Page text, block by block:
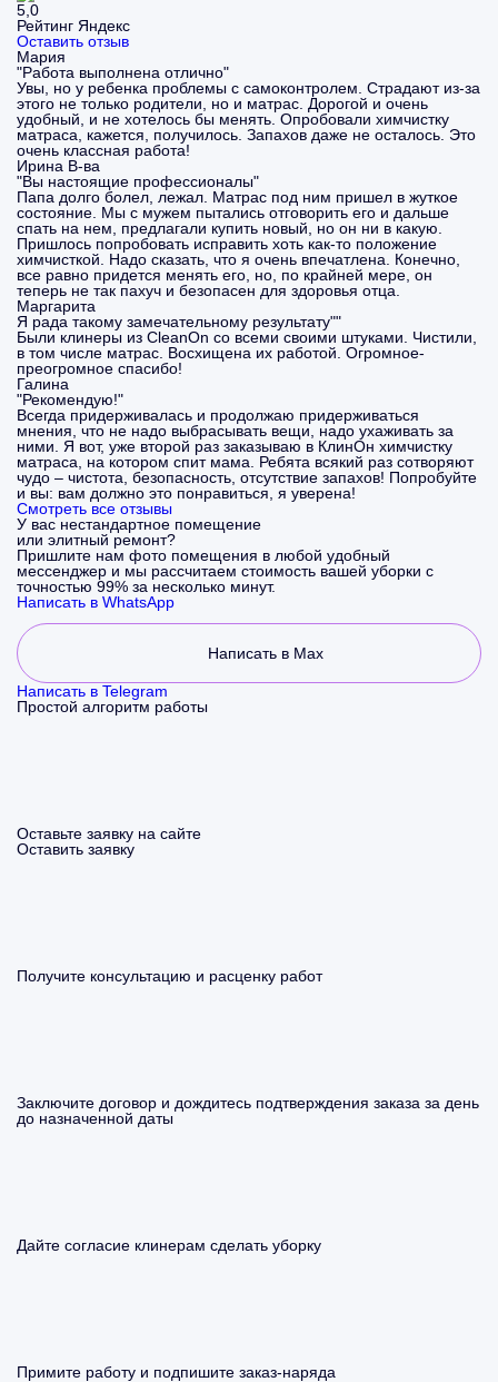
5,0
Рейтинг Яндекс
Оставить отзыв
Мария
"Работа выполнена отлично"
Увы, но у ребенка проблемы с самоконтролем. Страдают из-за
этого не только родители, но и матрас. Дорогой и очень
удобный, и не хотелось бы менять. Опробовали химчистку
матраса, кажется, получилось. Запахов даже не осталось. Это
очень классная работа!
Ирина В-ва
"Вы настоящие профессионалы"
Папа долго болел, лежал. Матрас под ним пришел в жуткое
состояние. Мы с мужем пытались отговорить его и дальше
спать на нем, предлагали купить новый, но он ни в какую.
Пришлось попробовать исправить хоть как-то положение
химчисткой. Надо сказать, что я очень впечатлена. Конечно,
все равно придется менять его, но, по крайней мере, он
теперь не так пахуч и безопасен для здоровья отца.
Маргарита
Я рада такому замечательному результату""
Были клинеры из CleanOn со всеми своими штуками. Чистили,
в том числе матрас. Восхищена их работой. Огромное-
преогромное спасибо!
Галина
"Рекомендую!"
Всегда придерживалась и продолжаю придерживаться
мнения, что не надо выбрасывать вещи, надо ухаживать за
ними. Я вот, уже второй раз заказываю в КлинОн химчистку
матраса, на котором спит мама. Ребята всякий раз сотворяют
чудо – чистота, безопасность, отсутствие запахов! Попробуйте
и вы: вам должно это понравиться, я уверена!
Смотреть все отзывы
У вас нестандартное помещение
или элитный ремонт?
Пришлите нам фото помещения в любой удобный
мессенджер и мы рассчитаем стоимость вашей уборки с
точностью 99% за несколько минут.
Написать в WhatsApp
Написать в Max
Написать в Telegram
Простой алгоритм работы
Оставьте заявку на сайте
Оставить заявку
Получите консультацию и расценку работ
Заключите договор и дождитесь подтверждения заказа за день
до назначенной даты
Дайте согласие клинерам сделать уборку
Примите работу и подпишите заказ-наряда